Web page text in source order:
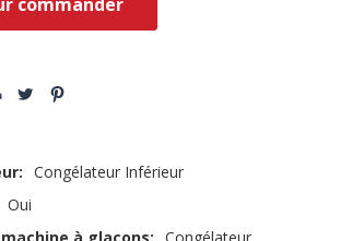
Congélateur Inférieur
Oui